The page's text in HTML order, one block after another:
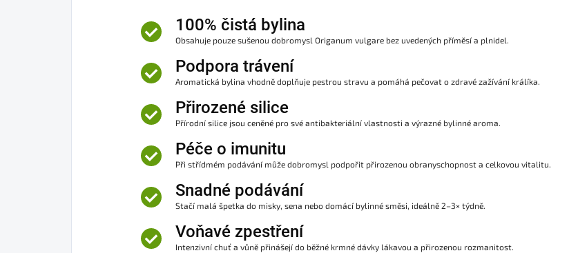
100% čistá bylina
Obsahuje pouze sušenou dobromysl Origanum vulgare bez uvedených příměsí a plnidel.
Podpora trávení
Aromatická bylina vhodně doplňuje pestrou stravu a pomáhá pečovat o zdravé zažívání králíka.
Přirozené silice
Přírodní silice jsou ceněné pro své antibakteriální vlastnosti a výrazné bylinné aroma.
Péče o imunitu
Při střídmém podávání může dobromysl podpořit přirozenou obranyschopnost a celkovou vitalitu.
Snadné podávání
Stačí malá špetka do misky, sena nebo domácí bylinné směsi, ideálně 2–3× týdně.
Voňavé zpestření
Intenzivní chuť a vůně přinášejí do běžné krmné dávky lákavou a přirozenou rozmanitost.